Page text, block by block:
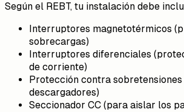
Según el REBT, tu instalación debe
Interruptores magnetotérmicos
sobrecargas)
Interruptores diferenciales
de corriente)
Protección contra
descargadores)
Seccionador CC (para aislar los